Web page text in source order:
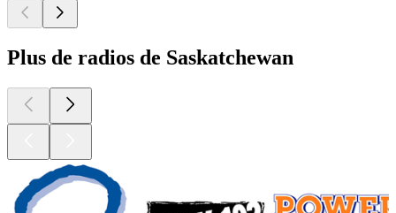
Plus de radios de Saskatchewan